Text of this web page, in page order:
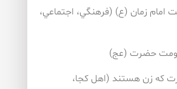
امام زمان (ع) (فرهنگي، اجتماعي،
كه زن هستند (اهل كجا،